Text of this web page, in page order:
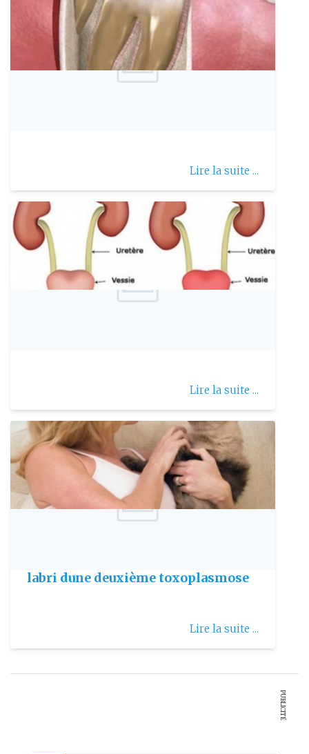
Lire la suite ...
Lire la suite ...
labri dune deuxième toxoplasmose
Lire la suite ...
PUBLICITÉ